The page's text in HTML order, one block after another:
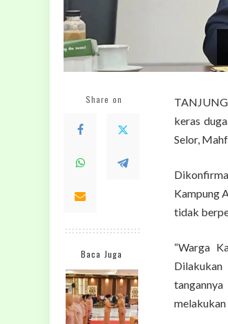
Share on
Baca Juga
keras
Selor,
Kampung
tidak
“Warga
melakukan